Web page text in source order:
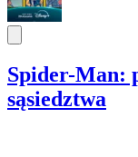
Spider-Man:
sąsiedztwa